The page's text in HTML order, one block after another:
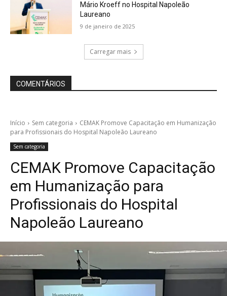
Mário Kroeff no Hospital Napoleão
Laureano
9 de janeiro de 2025
Carregar mais
COMENTÁRIOS